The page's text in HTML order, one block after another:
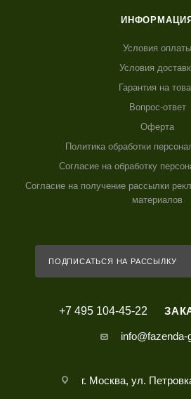
ИНФОРМАЦИЯ
Условия оплаты
Условия
Гарантия на
Вопрос-ответ
Оферта
Политика обработки
Согласие на обработку
Согласие на получение рассылки
материалов
ПОДПИСАТЬСЯ НА РАССЫЛКУ
+7 495 104-45-22
info@fazenda-
г. Москва, ул.